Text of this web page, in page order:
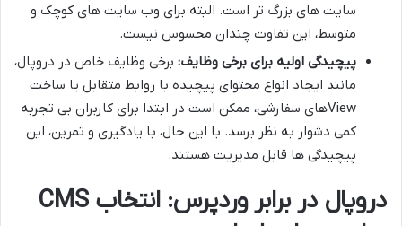
سایت های بزرگ تر است. البته برای وب سایت های کوچک و
متوسط، این تفاوت چندان محسوس نیست.
پیچیدگی اولیه برای برخی وظایف: برخی وظایف خاص در دروپال،
مانند ایجاد انواع محتوای پیچیده با روابط متقابل یا ساخت
Viewهای سفارشی، ممکن است در ابتدا برای کاربران بی تجربه
کمی دشوار به نظر برسد. با این حال، با یادگیری و تمرین، این
پیچیدگی ها قابل مدیریت هستند.
دروپال در برابر وردپرس: انتخاب CMS